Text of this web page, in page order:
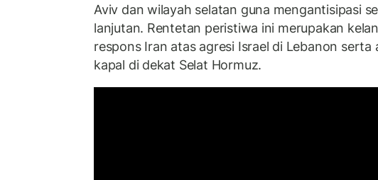
Aviv dan wilayah selatan guna mengantisipasi
lanjutan. Rentetan peristiwa ini merupakan
respons Iran atas agresi Israel di Lebanon serta
kapal di dekat Selat Hormuz.